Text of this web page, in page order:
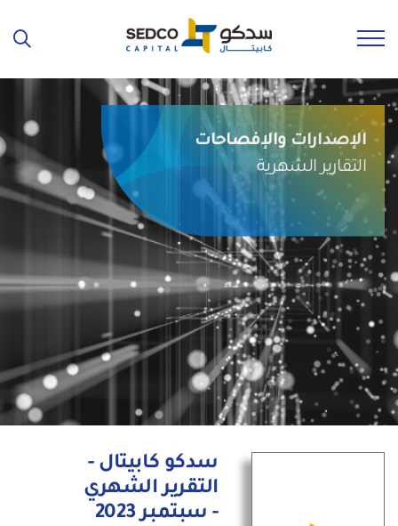
الإصدارات والإفصاحات
التقارير الشهرية
سدكو كابيتال -
التقرير الشهري
- سبتمبر 2023